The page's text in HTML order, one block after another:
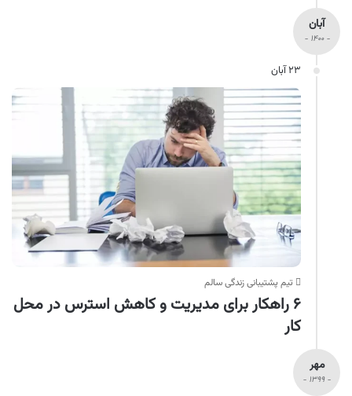
آبان
- ۱۴۰۰ -
۲۳ آبان
تیم پشتیبانی زندگی سالم
۶ راهکار برای مدیریت و کاهش استرس در محل
کار
مهر
- ۱۳۹۹ -